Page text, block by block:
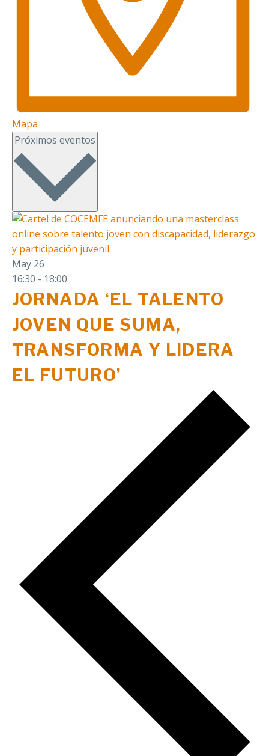
Mapa
Próximos eventos
May 26
16:30 - 18:00
JORNADA ‘EL TALENTO
JOVEN QUE SUMA,
TRANSFORMA Y LIDERA
EL FUTURO’